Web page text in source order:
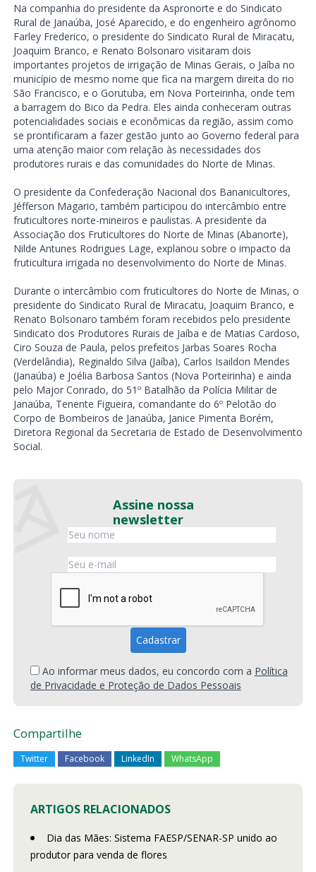
Na companhia do presidente da Aspronorte e do Sindicato
Rural de Janaúba, José Aparecido, e do engenheiro agrônomo
Farley Frederico, o presidente do Sindicato Rural de Miracatu,
Joaquim Branco, e Renato Bolsonaro visitaram dois
importantes projetos de irrigação de Minas Gerais, o Jaíba no
município de mesmo nome que fica na margem direita do rio
São Francisco, e o Gorutuba, em Nova Porteirinha, onde tem
a barragem do Bico da Pedra. Eles ainda conheceram outras
potencialidades sociais e econômicas da região, assim como
se prontificaram a fazer gestão junto ao Governo federal para
uma atenção maior com relação às necessidades dos
produtores rurais e das comunidades do Norte de Minas.
O presidente da Confederação Nacional dos Bananicultores,
Jéfferson Magario, também participou do intercâmbio entre
fruticultores norte-mineiros e paulistas. A presidente da
Associação dos Fruticultores do Norte de Minas (Abanorte),
Nilde Antunes Rodrigues Lage, explanou sobre o impacto da
fruticultura irrigada no desenvolvimento do Norte de Minas.
Durante o intercâmbio com fruticultores do Norte de Minas, o
presidente do Sindicato Rural de Miracatu, Joaquim Branco, e
Renato Bolsonaro também foram recebidos pelo presidente
Sindicato dos Produtores Rurais de Jaíba e de Matias Cardoso,
Ciro Souza de Paula, pelos prefeitos Jarbas Soares Rocha
(Verdelândia), Reginaldo Silva (Jaíba), Carlos Isaildon Mendes
(Janaúba) e Joélia Barbosa Santos (Nova Porteirinha) e ainda
pelo Major Conrado, do 51º Batalhão da Polícia Militar de
Janaúba, Tenente Figueira, comandante do 6º Pelotão do
Corpo de Bombeiros de Janaúba, Janice Pimenta Borém,
Diretora Regional da Secretaria de Estado de Desenvolvimento
Social.
Assine nossa
newsletter
Ao informar meus dados, eu concordo com a Política
de Privacidade e Proteção de Dados Pessoais
Compartilhe
Twitter Facebook LinkedIn WhatsApp
ARTIGOS RELACIONADOS
Dia das Mães: Sistema FAESP/SENAR-SP unido ao
produtor para venda de flores